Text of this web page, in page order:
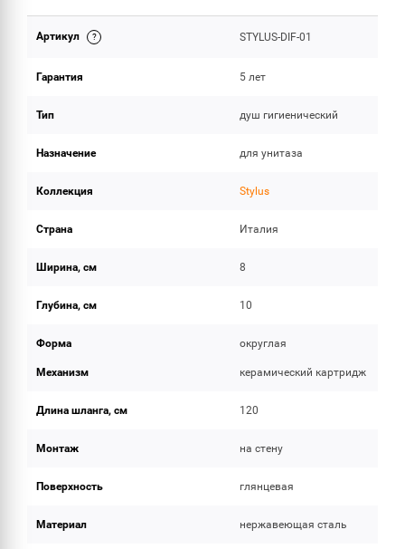
ОБЪЕМ ПОСТАВКИ
Артикул STYLUS-DIF-01
Гарантия 5 лет
Тип душ гигиенический
Назначение для унитаза
Коллекция Stylus
Страна Италия
Ширина, см 8
Глубина, см 10
Форма округлая
Механизм керамический картридж
Длина шланга, см 120
Монтаж на стену
Поверхность глянцевая
Материал нержавеющая сталь